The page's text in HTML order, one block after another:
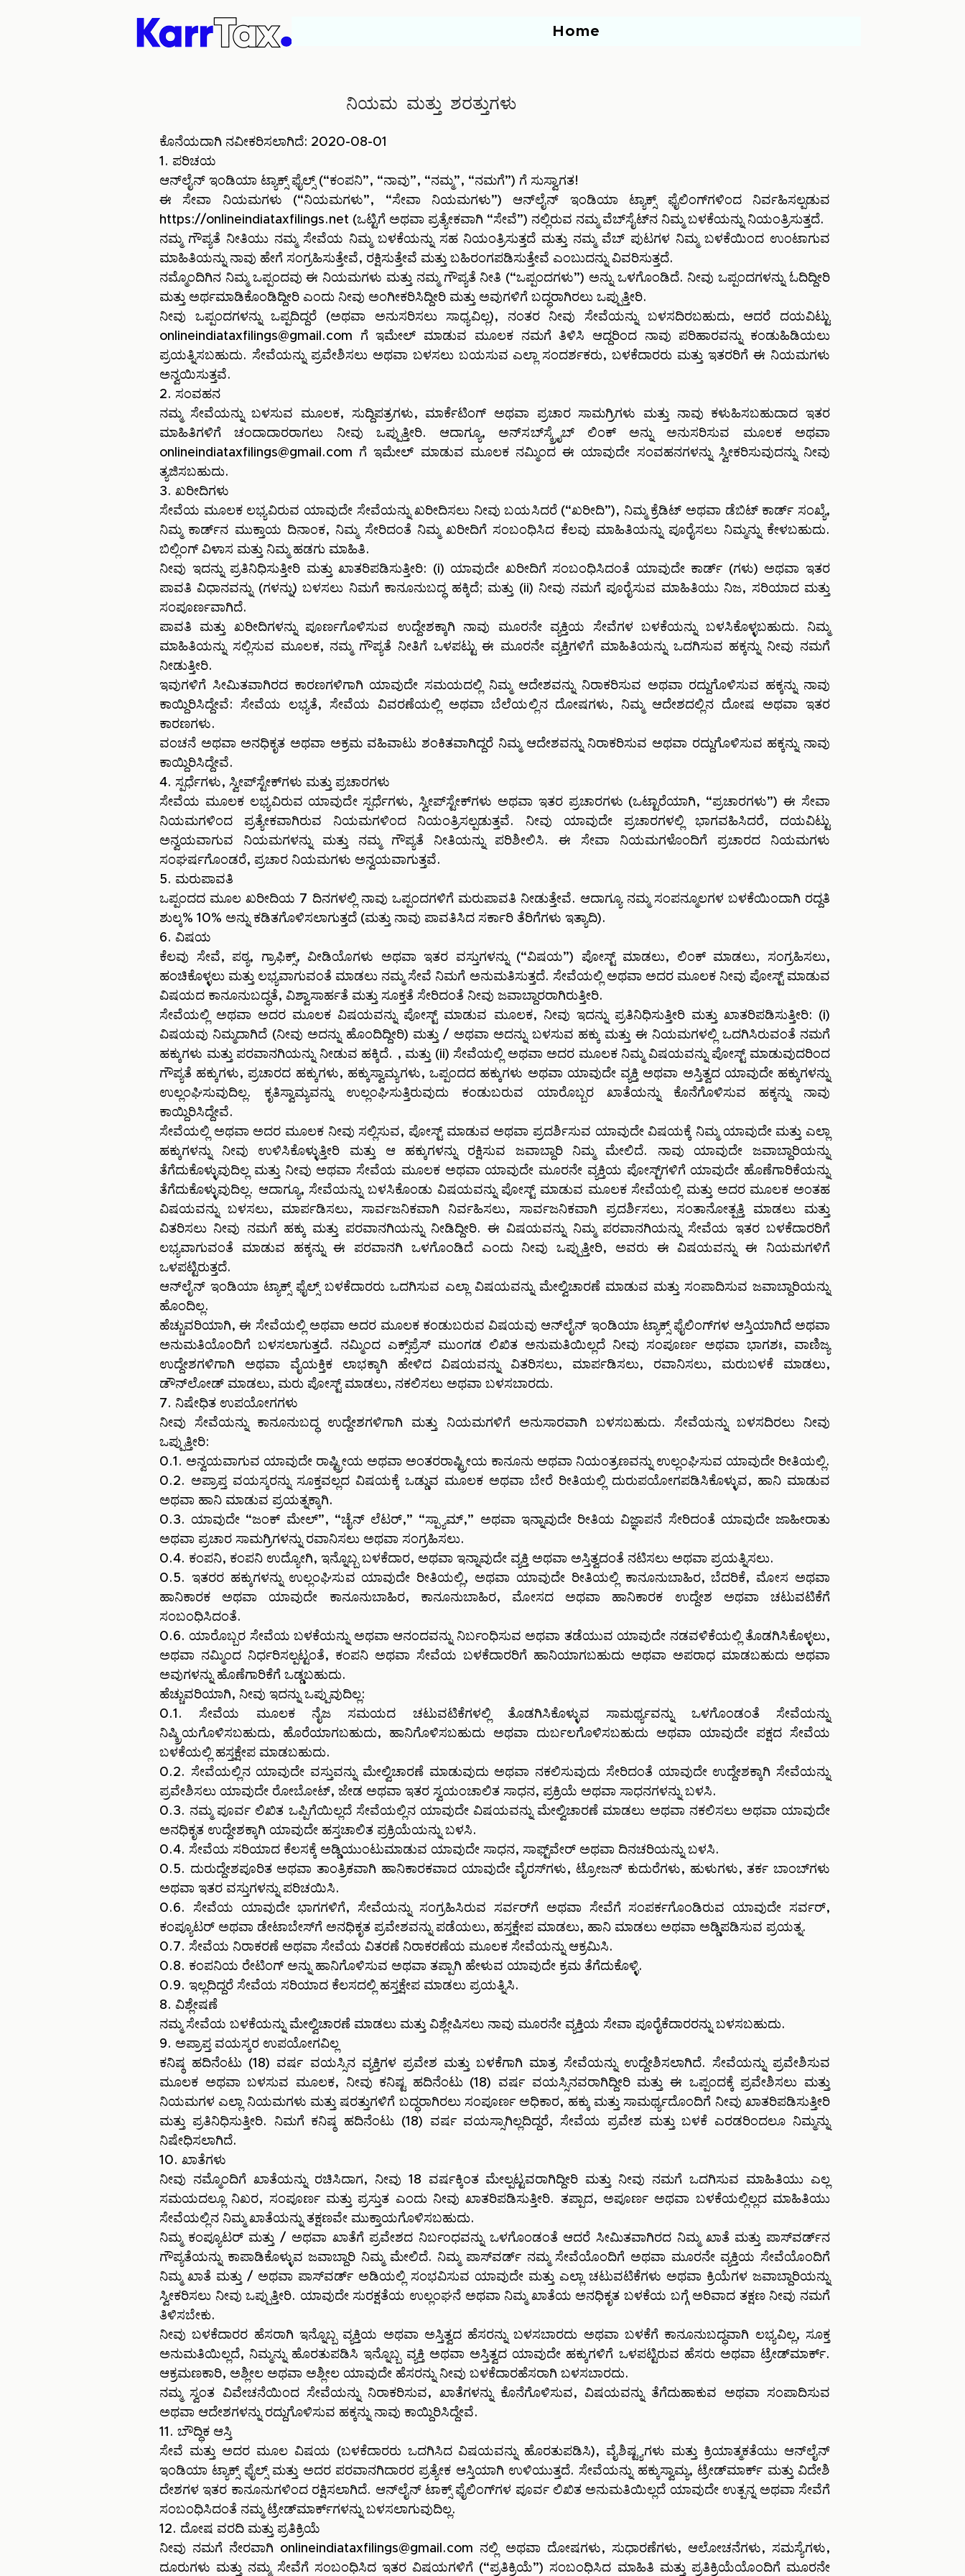
Home
ನಿಯಮ ಮತ್ತು ಶರತ್ತುಗಳು
ಕೊನೆಯದಾಗಿ ನವೀಕರಿಸಲಾಗಿದೆ: 2020-08-01
1. ಪರಿಚಯ
ಆನ್‌ಲೈನ್ ಇಂಡಿಯಾ ಟ್ಯಾಕ್ಸ್ ಫೈಲ್ಸ್ (“ಕಂಪನಿ”, “ನಾವು”, “ನಮ್ಮ”, “ನಮಗೆ”) ಗೆ ಸುಸ್ವಾಗತ!
ಈ ಸೇವಾ ನಿಯಮಗಳು (“ನಿಯಮಗಳು”, “ಸೇವಾ ನಿಯಮಗಳು”) ಆನ್‌ಲೈನ್ ಇಂಡಿಯಾ ಟ್ಯಾಕ್ಸ್ ಫೈಲಿಂಗ್‌ಗಳಿಂದ ನಿರ್ವಹಿಸಲ್ಪಡುವ
https://onlineindiataxfilings.net (ಒಟ್ಟಿಗೆ ಅಥವಾ ಪ್ರತ್ಯೇಕವಾಗಿ “ಸೇವೆ”) ನಲ್ಲಿರುವ ನಮ್ಮ ವೆಬ್‌ಸೈಟ್‌ನ ನಿಮ್ಮ ಬಳಕೆಯನ್ನು ನಿಯಂತ್ರಿಸುತ್ತದೆ.
ನಮ್ಮ ಗೌಪ್ಯತೆ ನೀತಿಯು ನಮ್ಮ ಸೇವೆಯ ನಿಮ್ಮ ಬಳಕೆಯನ್ನು ಸಹ ನಿಯಂತ್ರಿಸುತ್ತದೆ ಮತ್ತು ನಮ್ಮ ವೆಬ್ ಪುಟಗಳ ನಿಮ್ಮ ಬಳಕೆಯಿಂದ ಉಂಟಾಗುವ
ಮಾಹಿತಿಯನ್ನು ನಾವು ಹೇಗೆ ಸಂಗ್ರಹಿಸುತ್ತೇವೆ, ರಕ್ಷಿಸುತ್ತೇವೆ ಮತ್ತು ಬಹಿರಂಗಪಡಿಸುತ್ತೇವೆ ಎಂಬುದನ್ನು ವಿವರಿಸುತ್ತದೆ.
ನಮ್ಮೊಂದಿಗಿನ ನಿಮ್ಮ ಒಪ್ಪಂದವು ಈ ನಿಯಮಗಳು ಮತ್ತು ನಮ್ಮ ಗೌಪ್ಯತೆ ನೀತಿ (“ಒಪ್ಪಂದಗಳು”) ಅನ್ನು ಒಳಗೊಂಡಿದೆ. ನೀವು ಒಪ್ಪಂದಗಳನ್ನು ಓದಿದ್ದೀರಿ
ಮತ್ತು ಅರ್ಥಮಾಡಿಕೊಂಡಿದ್ದೀರಿ ಎಂದು ನೀವು ಅಂಗೀಕರಿಸಿದ್ದೀರಿ ಮತ್ತು ಅವುಗಳಿಗೆ ಬದ್ಧರಾಗಿರಲು ಒಪ್ಪುತ್ತೀರಿ.
ನೀವು ಒಪ್ಪಂದಗಳನ್ನು ಒಪ್ಪದಿದ್ದರೆ (ಅಥವಾ ಅನುಸರಿಸಲು ಸಾಧ್ಯವಿಲ್ಲ), ನಂತರ ನೀವು ಸೇವೆಯನ್ನು ಬಳಸದಿರಬಹುದು, ಆದರೆ ದಯವಿಟ್ಟು
onlineindiataxfilings@gmail.com ಗೆ ಇಮೇಲ್ ಮಾಡುವ ಮೂಲಕ ನಮಗೆ ತಿಳಿಸಿ ಆದ್ದರಿಂದ ನಾವು ಪರಿಹಾರವನ್ನು ಕಂಡುಹಿಡಿಯಲು
ಪ್ರಯತ್ನಿಸಬಹುದು. ಸೇವೆಯನ್ನು ಪ್ರವೇಶಿಸಲು ಅಥವಾ ಬಳಸಲು ಬಯಸುವ ಎಲ್ಲಾ ಸಂದರ್ಶಕರು, ಬಳಕೆದಾರರು ಮತ್ತು ಇತರರಿಗೆ ಈ ನಿಯಮಗಳು
ಅನ್ವಯಿಸುತ್ತವೆ.
2. ಸಂವಹನ
ನಮ್ಮ ಸೇವೆಯನ್ನು ಬಳಸುವ ಮೂಲಕ, ಸುದ್ದಿಪತ್ರಗಳು, ಮಾರ್ಕೆಟಿಂಗ್ ಅಥವಾ ಪ್ರಚಾರ ಸಾಮಗ್ರಿಗಳು ಮತ್ತು ನಾವು ಕಳುಹಿಸಬಹುದಾದ ಇತರ
ಮಾಹಿತಿಗಳಿಗೆ ಚಂದಾದಾರರಾಗಲು ನೀವು ಒಪ್ಪುತ್ತೀರಿ. ಆದಾಗ್ಯೂ, ಅನ್‌ಸಬ್‌ಸ್ಕ್ರೈಬ್ ಲಿಂಕ್ ಅನ್ನು ಅನುಸರಿಸುವ ಮೂಲಕ ಅಥವಾ
onlineindiataxfilings@gmail.com ಗೆ ಇಮೇಲ್ ಮಾಡುವ ಮೂಲಕ ನಮ್ಮಿಂದ ಈ ಯಾವುದೇ ಸಂವಹನಗಳನ್ನು ಸ್ವೀಕರಿಸುವುದನ್ನು ನೀವು
ತ್ಯಜಿಸಬಹುದು.
3. ಖರೀದಿಗಳು
ಸೇವೆಯ ಮೂಲಕ ಲಭ್ಯವಿರುವ ಯಾವುದೇ ಸೇವೆಯನ್ನು ಖರೀದಿಸಲು ನೀವು ಬಯಸಿದರೆ (“ಖರೀದಿ”), ನಿಮ್ಮ ಕ್ರೆಡಿಟ್ ಅಥವಾ ಡೆಬಿಟ್ ಕಾರ್ಡ್ ಸಂಖ್ಯೆ,
ನಿಮ್ಮ ಕಾರ್ಡ್‌ನ ಮುಕ್ತಾಯ ದಿನಾಂಕ, ನಿಮ್ಮ ಸೇರಿದಂತೆ ನಿಮ್ಮ ಖರೀದಿಗೆ ಸಂಬಂಧಿಸಿದ ಕೆಲವು ಮಾಹಿತಿಯನ್ನು ಪೂರೈಸಲು ನಿಮ್ಮನ್ನು ಕೇಳಬಹುದು.
ಬಿಲ್ಲಿಂಗ್ ವಿಳಾಸ ಮತ್ತು ನಿಮ್ಮ ಹಡಗು ಮಾಹಿತಿ.
ನೀವು ಇದನ್ನು ಪ್ರತಿನಿಧಿಸುತ್ತೀರಿ ಮತ್ತು ಖಾತರಿಪಡಿಸುತ್ತೀರಿ: (i) ಯಾವುದೇ ಖರೀದಿಗೆ ಸಂಬಂಧಿಸಿದಂತೆ ಯಾವುದೇ ಕಾರ್ಡ್ (ಗಳು) ಅಥವಾ ಇತರ
ಪಾವತಿ ವಿಧಾನವನ್ನು (ಗಳನ್ನು) ಬಳಸಲು ನಿಮಗೆ ಕಾನೂನುಬದ್ಧ ಹಕ್ಕಿದೆ; ಮತ್ತು (ii) ನೀವು ನಮಗೆ ಪೂರೈಸುವ ಮಾಹಿತಿಯು ನಿಜ, ಸರಿಯಾದ ಮತ್ತು
ಸಂಪೂರ್ಣವಾಗಿದೆ.
ಪಾವತಿ ಮತ್ತು ಖರೀದಿಗಳನ್ನು ಪೂರ್ಣಗೊಳಿಸುವ ಉದ್ದೇಶಕ್ಕಾಗಿ ನಾವು ಮೂರನೇ ವ್ಯಕ್ತಿಯ ಸೇವೆಗಳ ಬಳಕೆಯನ್ನು ಬಳಸಿಕೊಳ್ಳಬಹುದು. ನಿಮ್ಮ
ಮಾಹಿತಿಯನ್ನು ಸಲ್ಲಿಸುವ ಮೂಲಕ, ನಮ್ಮ ಗೌಪ್ಯತೆ ನೀತಿಗೆ ಒಳಪಟ್ಟು ಈ ಮೂರನೇ ವ್ಯಕ್ತಿಗಳಿಗೆ ಮಾಹಿತಿಯನ್ನು ಒದಗಿಸುವ ಹಕ್ಕನ್ನು ನೀವು ನಮಗೆ
ನೀಡುತ್ತೀರಿ.
ಇವುಗಳಿಗೆ ಸೀಮಿತವಾಗಿರದ ಕಾರಣಗಳಿಗಾಗಿ ಯಾವುದೇ ಸಮಯದಲ್ಲಿ ನಿಮ್ಮ ಆದೇಶವನ್ನು ನಿರಾಕರಿಸುವ ಅಥವಾ ರದ್ದುಗೊಳಿಸುವ ಹಕ್ಕನ್ನು ನಾವು
ಕಾಯ್ದಿರಿಸಿದ್ದೇವೆ: ಸೇವೆಯ ಲಭ್ಯತೆ, ಸೇವೆಯ ವಿವರಣೆಯಲ್ಲಿ ಅಥವಾ ಬೆಲೆಯಲ್ಲಿನ ದೋಷಗಳು, ನಿಮ್ಮ ಆದೇಶದಲ್ಲಿನ ದೋಷ ಅಥವಾ ಇತರ
ಕಾರಣಗಳು.
ವಂಚನೆ ಅಥವಾ ಅನಧಿಕೃತ ಅಥವಾ ಅಕ್ರಮ ವಹಿವಾಟು ಶಂಕಿತವಾಗಿದ್ದರೆ ನಿಮ್ಮ ಆದೇಶವನ್ನು ನಿರಾಕರಿಸುವ ಅಥವಾ ರದ್ದುಗೊಳಿಸುವ ಹಕ್ಕನ್ನು ನಾವು
ಕಾಯ್ದಿರಿಸಿದ್ದೇವೆ.
4. ಸ್ಪರ್ಧೆಗಳು, ಸ್ವೀಪ್‌ಸ್ಟೇಕ್‌ಗಳು ಮತ್ತು ಪ್ರಚಾರಗಳು
ಸೇವೆಯ ಮೂಲಕ ಲಭ್ಯವಿರುವ ಯಾವುದೇ ಸ್ಪರ್ಧೆಗಳು, ಸ್ವೀಪ್‌ಸ್ಟೇಕ್‌ಗಳು ಅಥವಾ ಇತರ ಪ್ರಚಾರಗಳು (ಒಟ್ಟಾರೆಯಾಗಿ, “ಪ್ರಚಾರಗಳು”) ಈ ಸೇವಾ
ನಿಯಮಗಳಿಂದ ಪ್ರತ್ಯೇಕವಾಗಿರುವ ನಿಯಮಗಳಿಂದ ನಿಯಂತ್ರಿಸಲ್ಪಡುತ್ತವೆ. ನೀವು ಯಾವುದೇ ಪ್ರಚಾರಗಳಲ್ಲಿ ಭಾಗವಹಿಸಿದರೆ, ದಯವಿಟ್ಟು
ಅನ್ವಯವಾಗುವ ನಿಯಮಗಳನ್ನು ಮತ್ತು ನಮ್ಮ ಗೌಪ್ಯತೆ ನೀತಿಯನ್ನು ಪರಿಶೀಲಿಸಿ. ಈ ಸೇವಾ ನಿಯಮಗಳೊಂದಿಗೆ ಪ್ರಚಾರದ ನಿಯಮಗಳು
ಸಂಘರ್ಷಗೊಂಡರೆ, ಪ್ರಚಾರ ನಿಯಮಗಳು ಅನ್ವಯವಾಗುತ್ತವೆ.
5. ಮರುಪಾವತಿ
ಒಪ್ಪಂದದ ಮೂಲ ಖರೀದಿಯ 7 ದಿನಗಳಲ್ಲಿ ನಾವು ಒಪ್ಪಂದಗಳಿಗೆ ಮರುಪಾವತಿ ನೀಡುತ್ತೇವೆ. ಆದಾಗ್ಯೂ ನಮ್ಮ ಸಂಪನ್ಮೂಲಗಳ ಬಳಕೆಯಿಂದಾಗಿ ರದ್ದತಿ
ಶುಲ್ಕ% 10% ಅನ್ನು ಕಡಿತಗೊಳಿಸಲಾಗುತ್ತದೆ (ಮತ್ತು ನಾವು ಪಾವತಿಸಿದ ಸರ್ಕಾರಿ ತೆರಿಗೆಗಳು ಇತ್ಯಾದಿ).
6. ವಿಷಯ
ಕೆಲವು ಸೇವೆ, ಪಠ್ಯ, ಗ್ರಾಫಿಕ್ಸ್, ವೀಡಿಯೊಗಳು ಅಥವಾ ಇತರ ವಸ್ತುಗಳನ್ನು (“ವಿಷಯ”) ಪೋಸ್ಟ್ ಮಾಡಲು, ಲಿಂಕ್ ಮಾಡಲು, ಸಂಗ್ರಹಿಸಲು,
ಹಂಚಿಕೊಳ್ಳಲು ಮತ್ತು ಲಭ್ಯವಾಗುವಂತೆ ಮಾಡಲು ನಮ್ಮ ಸೇವೆ ನಿಮಗೆ ಅನುಮತಿಸುತ್ತದೆ. ಸೇವೆಯಲ್ಲಿ ಅಥವಾ ಅದರ ಮೂಲಕ ನೀವು ಪೋಸ್ಟ್ ಮಾಡುವ
ವಿಷಯದ ಕಾನೂನುಬದ್ಧತೆ, ವಿಶ್ವಾಸಾರ್ಹತೆ ಮತ್ತು ಸೂಕ್ತತೆ ಸೇರಿದಂತೆ ನೀವು ಜವಾಬ್ದಾರರಾಗಿರುತ್ತೀರಿ.
ಸೇವೆಯಲ್ಲಿ ಅಥವಾ ಅದರ ಮೂಲಕ ವಿಷಯವನ್ನು ಪೋಸ್ಟ್ ಮಾಡುವ ಮೂಲಕ, ನೀವು ಇದನ್ನು ಪ್ರತಿನಿಧಿಸುತ್ತೀರಿ ಮತ್ತು ಖಾತರಿಪಡಿಸುತ್ತೀರಿ: (i)
ವಿಷಯವು ನಿಮ್ಮದಾಗಿದೆ (ನೀವು ಅದನ್ನು ಹೊಂದಿದ್ದೀರಿ) ಮತ್ತು / ಅಥವಾ ಅದನ್ನು ಬಳಸುವ ಹಕ್ಕು ಮತ್ತು ಈ ನಿಯಮಗಳಲ್ಲಿ ಒದಗಿಸಿರುವಂತೆ ನಮಗೆ
ಹಕ್ಕುಗಳು ಮತ್ತು ಪರವಾನಗಿಯನ್ನು ನೀಡುವ ಹಕ್ಕಿದೆ. , ಮತ್ತು (ii) ಸೇವೆಯಲ್ಲಿ ಅಥವಾ ಅದರ ಮೂಲಕ ನಿಮ್ಮ ವಿಷಯವನ್ನು ಪೋಸ್ಟ್ ಮಾಡುವುದರಿಂದ
ಗೌಪ್ಯತೆ ಹಕ್ಕುಗಳು, ಪ್ರಚಾರದ ಹಕ್ಕುಗಳು, ಹಕ್ಕುಸ್ವಾಮ್ಯಗಳು, ಒಪ್ಪಂದದ ಹಕ್ಕುಗಳು ಅಥವಾ ಯಾವುದೇ ವ್ಯಕ್ತಿ ಅಥವಾ ಅಸ್ತಿತ್ವದ ಯಾವುದೇ ಹಕ್ಕುಗಳನ್ನು
ಉಲ್ಲಂಘಿಸುವುದಿಲ್ಲ. ಕೃತಿಸ್ವಾಮ್ಯವನ್ನು ಉಲ್ಲಂಘಿಸುತ್ತಿರುವುದು ಕಂಡುಬರುವ ಯಾರೊಬ್ಬರ ಖಾತೆಯನ್ನು ಕೊನೆಗೊಳಿಸುವ ಹಕ್ಕನ್ನು ನಾವು
ಕಾಯ್ದಿರಿಸಿದ್ದೇವೆ.
ಸೇವೆಯಲ್ಲಿ ಅಥವಾ ಅದರ ಮೂಲಕ ನೀವು ಸಲ್ಲಿಸುವ, ಪೋಸ್ಟ್ ಮಾಡುವ ಅಥವಾ ಪ್ರದರ್ಶಿಸುವ ಯಾವುದೇ ವಿಷಯಕ್ಕೆ ನಿಮ್ಮ ಯಾವುದೇ ಮತ್ತು ಎಲ್ಲಾ
ಹಕ್ಕುಗಳನ್ನು ನೀವು ಉಳಿಸಿಕೊಳ್ಳುತ್ತೀರಿ ಮತ್ತು ಆ ಹಕ್ಕುಗಳನ್ನು ರಕ್ಷಿಸುವ ಜವಾಬ್ದಾರಿ ನಿಮ್ಮ ಮೇಲಿದೆ. ನಾವು ಯಾವುದೇ ಜವಾಬ್ದಾರಿಯನ್ನು
ತೆಗೆದುಕೊಳ್ಳುವುದಿಲ್ಲ ಮತ್ತು ನೀವು ಅಥವಾ ಸೇವೆಯ ಮೂಲಕ ಅಥವಾ ಯಾವುದೇ ಮೂರನೇ ವ್ಯಕ್ತಿಯ ಪೋಸ್ಟ್‌ಗಳಿಗೆ ಯಾವುದೇ ಹೊಣೆಗಾರಿಕೆಯನ್ನು
ತೆಗೆದುಕೊಳ್ಳುವುದಿಲ್ಲ. ಆದಾಗ್ಯೂ, ಸೇವೆಯನ್ನು ಬಳಸಿಕೊಂಡು ವಿಷಯವನ್ನು ಪೋಸ್ಟ್ ಮಾಡುವ ಮೂಲಕ ಸೇವೆಯಲ್ಲಿ ಮತ್ತು ಅದರ ಮೂಲಕ ಅಂತಹ
ವಿಷಯವನ್ನು ಬಳಸಲು, ಮಾರ್ಪಡಿಸಲು, ಸಾರ್ವಜನಿಕವಾಗಿ ನಿರ್ವಹಿಸಲು, ಸಾರ್ವಜನಿಕವಾಗಿ ಪ್ರದರ್ಶಿಸಲು, ಸಂತಾನೋತ್ಪತ್ತಿ ಮಾಡಲು ಮತ್ತು
ವಿತರಿಸಲು ನೀವು ನಮಗೆ ಹಕ್ಕು ಮತ್ತು ಪರವಾನಗಿಯನ್ನು ನೀಡಿದ್ದೀರಿ. ಈ ವಿಷಯವನ್ನು ನಿಮ್ಮ ಪರವಾನಗಿಯನ್ನು ಸೇವೆಯ ಇತರ ಬಳಕೆದಾರರಿಗೆ
ಲಭ್ಯವಾಗುವಂತೆ ಮಾಡುವ ಹಕ್ಕನ್ನು ಈ ಪರವಾನಗಿ ಒಳಗೊಂಡಿದೆ ಎಂದು ನೀವು ಒಪ್ಪುತ್ತೀರಿ, ಅವರು ಈ ವಿಷಯವನ್ನು ಈ ನಿಯಮಗಳಿಗೆ
ಒಳಪಟ್ಟಿರುತ್ತದೆ.
ಆನ್‌ಲೈನ್ ಇಂಡಿಯಾ ಟ್ಯಾಕ್ಸ್ ಫೈಲ್ಸ್ ಬಳಕೆದಾರರು ಒದಗಿಸುವ ಎಲ್ಲಾ ವಿಷಯವನ್ನು ಮೇಲ್ವಿಚಾರಣೆ ಮಾಡುವ ಮತ್ತು ಸಂಪಾದಿಸುವ ಜವಾಬ್ದಾರಿಯನ್ನು
ಹೊಂದಿಲ್ಲ.
ಹೆಚ್ಚುವರಿಯಾಗಿ, ಈ ಸೇವೆಯಲ್ಲಿ ಅಥವಾ ಅದರ ಮೂಲಕ ಕಂಡುಬರುವ ವಿಷಯವು ಆನ್‌ಲೈನ್ ಇಂಡಿಯಾ ಟ್ಯಾಕ್ಸ್ ಫೈಲಿಂಗ್‌ಗಳ ಆಸ್ತಿಯಾಗಿದೆ ಅಥವಾ
ಅನುಮತಿಯೊಂದಿಗೆ ಬಳಸಲಾಗುತ್ತದೆ. ನಮ್ಮಿಂದ ಎಕ್ಸ್‌ಪ್ರೆಸ್ ಮುಂಗಡ ಲಿಖಿತ ಅನುಮತಿಯಿಲ್ಲದೆ ನೀವು ಸಂಪೂರ್ಣ ಅಥವಾ ಭಾಗಶಃ, ವಾಣಿಜ್ಯ
ಉದ್ದೇಶಗಳಿಗಾಗಿ ಅಥವಾ ವೈಯಕ್ತಿಕ ಲಾಭಕ್ಕಾಗಿ ಹೇಳಿದ ವಿಷಯವನ್ನು ವಿತರಿಸಲು, ಮಾರ್ಪಡಿಸಲು, ರವಾನಿಸಲು, ಮರುಬಳಕೆ ಮಾಡಲು,
ಡೌನ್‌ಲೋಡ್ ಮಾಡಲು, ಮರು ಪೋಸ್ಟ್ ಮಾಡಲು, ನಕಲಿಸಲು ಅಥವಾ ಬಳಸಬಾರದು.
7. ನಿಷೇಧಿತ ಉಪಯೋಗಗಳು
ನೀವು ಸೇವೆಯನ್ನು ಕಾನೂನುಬದ್ಧ ಉದ್ದೇಶಗಳಿಗಾಗಿ ಮತ್ತು ನಿಯಮಗಳಿಗೆ ಅನುಸಾರವಾಗಿ ಬಳಸಬಹುದು. ಸೇವೆಯನ್ನು ಬಳಸದಿರಲು ನೀವು
ಒಪ್ಪುತ್ತೀರಿ:
0.1. ಅನ್ವಯವಾಗುವ ಯಾವುದೇ ರಾಷ್ಟ್ರೀಯ ಅಥವಾ ಅಂತರರಾಷ್ಟ್ರೀಯ ಕಾನೂನು ಅಥವಾ ನಿಯಂತ್ರಣವನ್ನು ಉಲ್ಲಂಘಿಸುವ ಯಾವುದೇ ರೀತಿಯಲ್ಲಿ.
0.2. ಅಪ್ರಾಪ್ತ ವಯಸ್ಕರನ್ನು ಸೂಕ್ತವಲ್ಲದ ವಿಷಯಕ್ಕೆ ಒಡ್ಡುವ ಮೂಲಕ ಅಥವಾ ಬೇರೆ ರೀತಿಯಲ್ಲಿ ದುರುಪಯೋಗಪಡಿಸಿಕೊಳ್ಳುವ, ಹಾನಿ ಮಾಡುವ
ಅಥವಾ ಹಾನಿ ಮಾಡುವ ಪ್ರಯತ್ನಕ್ಕಾಗಿ.
0.3. ಯಾವುದೇ “ಜಂಕ್ ಮೇಲ್”, “ಚೈನ್ ಲೆಟರ್,” “ಸ್ಪ್ಯಾಮ್,” ಅಥವಾ ಇನ್ನಾವುದೇ ರೀತಿಯ ವಿಜ್ಞಾಪನೆ ಸೇರಿದಂತೆ ಯಾವುದೇ ಜಾಹೀರಾತು
ಅಥವಾ ಪ್ರಚಾರ ಸಾಮಗ್ರಿಗಳನ್ನು ರವಾನಿಸಲು ಅಥವಾ ಸಂಗ್ರಹಿಸಲು.
0.4. ಕಂಪನಿ, ಕಂಪನಿ ಉದ್ಯೋಗಿ, ಇನ್ನೊಬ್ಬ ಬಳಕೆದಾರ, ಅಥವಾ ಇನ್ನಾವುದೇ ವ್ಯಕ್ತಿ ಅಥವಾ ಅಸ್ತಿತ್ವದಂತೆ ನಟಿಸಲು ಅಥವಾ ಪ್ರಯತ್ನಿಸಲು.
0.5. ಇತರರ ಹಕ್ಕುಗಳನ್ನು ಉಲ್ಲಂಘಿಸುವ ಯಾವುದೇ ರೀತಿಯಲ್ಲಿ, ಅಥವಾ ಯಾವುದೇ ರೀತಿಯಲ್ಲಿ ಕಾನೂನುಬಾಹಿರ, ಬೆದರಿಕೆ, ಮೋಸ ಅಥವಾ
ಹಾನಿಕಾರಕ ಅಥವಾ ಯಾವುದೇ ಕಾನೂನುಬಾಹಿರ, ಕಾನೂನುಬಾಹಿರ, ಮೋಸದ ಅಥವಾ ಹಾನಿಕಾರಕ ಉದ್ದೇಶ ಅಥವಾ ಚಟುವಟಿಕೆಗೆ
ಸಂಬಂಧಿಸಿದಂತೆ.
0.6. ಯಾರೊಬ್ಬರ ಸೇವೆಯ ಬಳಕೆಯನ್ನು ಅಥವಾ ಆನಂದವನ್ನು ನಿರ್ಬಂಧಿಸುವ ಅಥವಾ ತಡೆಯುವ ಯಾವುದೇ ನಡವಳಿಕೆಯಲ್ಲಿ ತೊಡಗಿಸಿಕೊಳ್ಳಲು,
ಅಥವಾ ನಮ್ಮಿಂದ ನಿರ್ಧರಿಸಲ್ಪಟ್ಟಂತೆ, ಕಂಪನಿ ಅಥವಾ ಸೇವೆಯ ಬಳಕೆದಾರರಿಗೆ ಹಾನಿಯಾಗಬಹುದು ಅಥವಾ ಅಪರಾಧ ಮಾಡಬಹುದು ಅಥವಾ
ಅವುಗಳನ್ನು ಹೊಣೆಗಾರಿಕೆಗೆ ಒಡ್ಡಬಹುದು.
ಹೆಚ್ಚುವರಿಯಾಗಿ, ನೀವು ಇದನ್ನು ಒಪ್ಪುವುದಿಲ್ಲ:
0.1. ಸೇವೆಯ ಮೂಲಕ ನೈಜ ಸಮಯದ ಚಟುವಟಿಕೆಗಳಲ್ಲಿ ತೊಡಗಿಸಿಕೊಳ್ಳುವ ಸಾಮರ್ಥ್ಯವನ್ನು ಒಳಗೊಂಡಂತೆ ಸೇವೆಯನ್ನು
ನಿಷ್ಕ್ರಿಯಗೊಳಿಸಬಹುದು, ಹೊರೆಯಾಗಬಹುದು, ಹಾನಿಗೊಳಿಸಬಹುದು ಅಥವಾ ದುರ್ಬಲಗೊಳಿಸಬಹುದು ಅಥವಾ ಯಾವುದೇ ಪಕ್ಷದ ಸೇವೆಯ
ಬಳಕೆಯಲ್ಲಿ ಹಸ್ತಕ್ಷೇಪ ಮಾಡಬಹುದು.
0.2. ಸೇವೆಯಲ್ಲಿನ ಯಾವುದೇ ವಸ್ತುವನ್ನು ಮೇಲ್ವಿಚಾರಣೆ ಮಾಡುವುದು ಅಥವಾ ನಕಲಿಸುವುದು ಸೇರಿದಂತೆ ಯಾವುದೇ ಉದ್ದೇಶಕ್ಕಾಗಿ ಸೇವೆಯನ್ನು
ಪ್ರವೇಶಿಸಲು ಯಾವುದೇ ರೋಬೋಟ್, ಜೇಡ ಅಥವಾ ಇತರ ಸ್ವಯಂಚಾಲಿತ ಸಾಧನ, ಪ್ರಕ್ರಿಯೆ ಅಥವಾ ಸಾಧನಗಳನ್ನು ಬಳಸಿ.
0.3. ನಮ್ಮ ಪೂರ್ವ ಲಿಖಿತ ಒಪ್ಪಿಗೆಯಿಲ್ಲದೆ ಸೇವೆಯಲ್ಲಿನ ಯಾವುದೇ ವಿಷಯವನ್ನು ಮೇಲ್ವಿಚಾರಣೆ ಮಾಡಲು ಅಥವಾ ನಕಲಿಸಲು ಅಥವಾ ಯಾವುದೇ
ಅನಧಿಕೃತ ಉದ್ದೇಶಕ್ಕಾಗಿ ಯಾವುದೇ ಹಸ್ತಚಾಲಿತ ಪ್ರಕ್ರಿಯೆಯನ್ನು ಬಳಸಿ.
0.4. ಸೇವೆಯ ಸರಿಯಾದ ಕೆಲಸಕ್ಕೆ ಅಡ್ಡಿಯುಂಟುಮಾಡುವ ಯಾವುದೇ ಸಾಧನ, ಸಾಫ್ಟ್‌ವೇರ್ ಅಥವಾ ದಿನಚರಿಯನ್ನು ಬಳಸಿ.
0.5. ದುರುದ್ದೇಶಪೂರಿತ ಅಥವಾ ತಾಂತ್ರಿಕವಾಗಿ ಹಾನಿಕಾರಕವಾದ ಯಾವುದೇ ವೈರಸ್‌ಗಳು, ಟ್ರೋಜನ್ ಕುದುರೆಗಳು, ಹುಳುಗಳು, ತರ್ಕ ಬಾಂಬ್‌ಗಳು
ಅಥವಾ ಇತರ ವಸ್ತುಗಳನ್ನು ಪರಿಚಯಿಸಿ.
0.6. ಸೇವೆಯ ಯಾವುದೇ ಭಾಗಗಳಿಗೆ, ಸೇವೆಯನ್ನು ಸಂಗ್ರಹಿಸಿರುವ ಸರ್ವರ್‌ಗೆ ಅಥವಾ ಸೇವೆಗೆ ಸಂಪರ್ಕಗೊಂಡಿರುವ ಯಾವುದೇ ಸರ್ವರ್,
ಕಂಪ್ಯೂಟರ್ ಅಥವಾ ಡೇಟಾಬೇಸ್‌ಗೆ ಅನಧಿಕೃತ ಪ್ರವೇಶವನ್ನು ಪಡೆಯಲು, ಹಸ್ತಕ್ಷೇಪ ಮಾಡಲು, ಹಾನಿ ಮಾಡಲು ಅಥವಾ ಅಡ್ಡಿಪಡಿಸುವ ಪ್ರಯತ್ನ.
0.7. ಸೇವೆಯ ನಿರಾಕರಣೆ ಅಥವಾ ಸೇವೆಯ ವಿತರಣೆ ನಿರಾಕರಣೆಯ ಮೂಲಕ ಸೇವೆಯನ್ನು ಆಕ್ರಮಿಸಿ.
0.8. ಕಂಪನಿಯ ರೇಟಿಂಗ್ ಅನ್ನು ಹಾನಿಗೊಳಿಸುವ ಅಥವಾ ತಪ್ಪಾಗಿ ಹೇಳುವ ಯಾವುದೇ ಕ್ರಮ ತೆಗೆದುಕೊಳ್ಳಿ.
0.9. ಇಲ್ಲದಿದ್ದರೆ ಸೇವೆಯ ಸರಿಯಾದ ಕೆಲಸದಲ್ಲಿ ಹಸ್ತಕ್ಷೇಪ ಮಾಡಲು ಪ್ರಯತ್ನಿಸಿ.
8. ವಿಶ್ಲೇಷಣೆ
ನಮ್ಮ ಸೇವೆಯ ಬಳಕೆಯನ್ನು ಮೇಲ್ವಿಚಾರಣೆ ಮಾಡಲು ಮತ್ತು ವಿಶ್ಲೇಷಿಸಲು ನಾವು ಮೂರನೇ ವ್ಯಕ್ತಿಯ ಸೇವಾ ಪೂರೈಕೆದಾರರನ್ನು ಬಳಸಬಹುದು.
9. ಅಪ್ರಾಪ್ತ ವಯಸ್ಕರ ಉಪಯೋಗವಿಲ್ಲ
ಕನಿಷ್ಠ ಹದಿನೆಂಟು (18) ವರ್ಷ ವಯಸ್ಸಿನ ವ್ಯಕ್ತಿಗಳ ಪ್ರವೇಶ ಮತ್ತು ಬಳಕೆಗಾಗಿ ಮಾತ್ರ ಸೇವೆಯನ್ನು ಉದ್ದೇಶಿಸಲಾಗಿದೆ. ಸೇವೆಯನ್ನು ಪ್ರವೇಶಿಸುವ
ಮೂಲಕ ಅಥವಾ ಬಳಸುವ ಮೂಲಕ, ನೀವು ಕನಿಷ್ಟ ಹದಿನೆಂಟು (18) ವರ್ಷ ವಯಸ್ಸಿನವರಾಗಿದ್ದೀರಿ ಮತ್ತು ಈ ಒಪ್ಪಂದಕ್ಕೆ ಪ್ರವೇಶಿಸಲು ಮತ್ತು
ನಿಯಮಗಳ ಎಲ್ಲಾ ನಿಯಮಗಳು ಮತ್ತು ಷರತ್ತುಗಳಿಗೆ ಬದ್ಧರಾಗಿರಲು ಸಂಪೂರ್ಣ ಅಧಿಕಾರ, ಹಕ್ಕು ಮತ್ತು ಸಾಮರ್ಥ್ಯದೊಂದಿಗೆ ನೀವು ಖಾತರಿಪಡಿಸುತ್ತೀರಿ
ಮತ್ತು ಪ್ರತಿನಿಧಿಸುತ್ತೀರಿ. ನಿಮಗೆ ಕನಿಷ್ಠ ಹದಿನೆಂಟು (18) ವರ್ಷ ವಯಸ್ಸಾಗಿಲ್ಲದಿದ್ದರೆ, ಸೇವೆಯ ಪ್ರವೇಶ ಮತ್ತು ಬಳಕೆ ಎರಡರಿಂದಲೂ ನಿಮ್ಮನ್ನು
ನಿಷೇಧಿಸಲಾಗಿದೆ.
10. ಖಾತೆಗಳು
ನೀವು ನಮ್ಮೊಂದಿಗೆ ಖಾತೆಯನ್ನು ರಚಿಸಿದಾಗ, ನೀವು 18 ವರ್ಷಕ್ಕಿಂತ ಮೇಲ್ಪಟ್ಟವರಾಗಿದ್ದೀರಿ ಮತ್ತು ನೀವು ನಮಗೆ ಒದಗಿಸುವ ಮಾಹಿತಿಯು ಎಲ್ಲ
ಸಮಯದಲ್ಲೂ ನಿಖರ, ಸಂಪೂರ್ಣ ಮತ್ತು ಪ್ರಸ್ತುತ ಎಂದು ನೀವು ಖಾತರಿಪಡಿಸುತ್ತೀರಿ. ತಪ್ಪಾದ, ಅಪೂರ್ಣ ಅಥವಾ ಬಳಕೆಯಲ್ಲಿಲ್ಲದ ಮಾಹಿತಿಯು
ಸೇವೆಯಲ್ಲಿನ ನಿಮ್ಮ ಖಾತೆಯನ್ನು ತಕ್ಷಣವೇ ಮುಕ್ತಾಯಗೊಳಿಸಬಹುದು.
ನಿಮ್ಮ ಕಂಪ್ಯೂಟರ್ ಮತ್ತು / ಅಥವಾ ಖಾತೆಗೆ ಪ್ರವೇಶದ ನಿರ್ಬಂಧವನ್ನು ಒಳಗೊಂಡಂತೆ ಆದರೆ ಸೀಮಿತವಾಗಿರದ ನಿಮ್ಮ ಖಾತೆ ಮತ್ತು ಪಾಸ್‌ವರ್ಡ್‌ನ
ಗೌಪ್ಯತೆಯನ್ನು ಕಾಪಾಡಿಕೊಳ್ಳುವ ಜವಾಬ್ದಾರಿ ನಿಮ್ಮ ಮೇಲಿದೆ. ನಿಮ್ಮ ಪಾಸ್‌ವರ್ಡ್ ನಮ್ಮ ಸೇವೆಯೊಂದಿಗೆ ಅಥವಾ ಮೂರನೇ ವ್ಯಕ್ತಿಯ ಸೇವೆಯೊಂದಿಗೆ
ನಿಮ್ಮ ಖಾತೆ ಮತ್ತು / ಅಥವಾ ಪಾಸ್‌ವರ್ಡ್ ಅಡಿಯಲ್ಲಿ ಸಂಭವಿಸುವ ಯಾವುದೇ ಮತ್ತು ಎಲ್ಲಾ ಚಟುವಟಿಕೆಗಳು ಅಥವಾ ಕ್ರಿಯೆಗಳ ಜವಾಬ್ದಾರಿಯನ್ನು
ಸ್ವೀಕರಿಸಲು ನೀವು ಒಪ್ಪುತ್ತೀರಿ. ಯಾವುದೇ ಸುರಕ್ಷತೆಯ ಉಲ್ಲಂಘನೆ ಅಥವಾ ನಿಮ್ಮ ಖಾತೆಯ ಅನಧಿಕೃತ ಬಳಕೆಯ ಬಗ್ಗೆ ಅರಿವಾದ ತಕ್ಷಣ ನೀವು ನಮಗೆ
ತಿಳಿಸಬೇಕು.
ನೀವು ಬಳಕೆದಾರರ ಹೆಸರಾಗಿ ಇನ್ನೊಬ್ಬ ವ್ಯಕ್ತಿಯ ಅಥವಾ ಅಸ್ತಿತ್ವದ ಹೆಸರನ್ನು ಬಳಸಬಾರದು ಅಥವಾ ಬಳಕೆಗೆ ಕಾನೂನುಬದ್ಧವಾಗಿ ಲಭ್ಯವಿಲ್ಲ, ಸೂಕ್ತ
ಅನುಮತಿಯಿಲ್ಲದೆ, ನಿಮ್ಮನ್ನು ಹೊರತುಪಡಿಸಿ ಇನ್ನೊಬ್ಬ ವ್ಯಕ್ತಿ ಅಥವಾ ಅಸ್ತಿತ್ವದ ಯಾವುದೇ ಹಕ್ಕುಗಳಿಗೆ ಒಳಪಟ್ಟಿರುವ ಹೆಸರು ಅಥವಾ ಟ್ರೇಡ್‌ಮಾರ್ಕ್.
ಆಕ್ರಮಣಕಾರಿ, ಅಶ್ಲೀಲ ಅಥವಾ ಅಶ್ಲೀಲ ಯಾವುದೇ ಹೆಸರನ್ನು ನೀವು ಬಳಕೆದಾರಹೆಸರಾಗಿ ಬಳಸಬಾರದು.
ನಮ್ಮ ಸ್ವಂತ ವಿವೇಚನೆಯಿಂದ ಸೇವೆಯನ್ನು ನಿರಾಕರಿಸುವ, ಖಾತೆಗಳನ್ನು ಕೊನೆಗೊಳಿಸುವ, ವಿಷಯವನ್ನು ತೆಗೆದುಹಾಕುವ ಅಥವಾ ಸಂಪಾದಿಸುವ
ಅಥವಾ ಆದೇಶಗಳನ್ನು ರದ್ದುಗೊಳಿಸುವ ಹಕ್ಕನ್ನು ನಾವು ಕಾಯ್ದಿರಿಸಿದ್ದೇವೆ.
11. ಬೌದ್ಧಿಕ ಆಸ್ತಿ
ಸೇವೆ ಮತ್ತು ಅದರ ಮೂಲ ವಿಷಯ (ಬಳಕೆದಾರರು ಒದಗಿಸಿದ ವಿಷಯವನ್ನು ಹೊರತುಪಡಿಸಿ), ವೈಶಿಷ್ಟ್ಯಗಳು ಮತ್ತು ಕ್ರಿಯಾತ್ಮಕತೆಯು ಆನ್‌ಲೈನ್
ಇಂಡಿಯಾ ಟ್ಯಾಕ್ಸ್ ಫೈಲ್ಸ್ ಮತ್ತು ಅದರ ಪರವಾನಗಿದಾರರ ಪ್ರತ್ಯೇಕ ಆಸ್ತಿಯಾಗಿ ಉಳಿಯುತ್ತದೆ. ಸೇವೆಯನ್ನು ಹಕ್ಕುಸ್ವಾಮ್ಯ, ಟ್ರೇಡ್‌ಮಾರ್ಕ್ ಮತ್ತು ವಿದೇಶಿ
ದೇಶಗಳ ಇತರ ಕಾನೂನುಗಳಿಂದ ರಕ್ಷಿಸಲಾಗಿದೆ. ಆನ್‌ಲೈನ್ ಟಾಕ್ಸ್ ಫೈಲಿಂಗ್‌ಗಳ ಪೂರ್ವ ಲಿಖಿತ ಅನುಮತಿಯಿಲ್ಲದೆ ಯಾವುದೇ ಉತ್ಪನ್ನ ಅಥವಾ ಸೇವೆಗೆ
ಸಂಬಂಧಿಸಿದಂತೆ ನಮ್ಮ ಟ್ರೇಡ್‌ಮಾರ್ಕ್‌ಗಳನ್ನು ಬಳಸಲಾಗುವುದಿಲ್ಲ.
12. ದೋಷ ವರದಿ ಮತ್ತು ಪ್ರತಿಕ್ರಿಯೆ
ನೀವು ನಮಗೆ ನೇರವಾಗಿ onlineindiataxfilings@gmail.com ನಲ್ಲಿ ಅಥವಾ ದೋಷಗಳು, ಸುಧಾರಣೆಗಳು, ಆಲೋಚನೆಗಳು, ಸಮಸ್ಯೆಗಳು,
ದೂರುಗಳು ಮತ್ತು ನಮ್ಮ ಸೇವೆಗೆ ಸಂಬಂಧಿಸಿದ ಇತರ ವಿಷಯಗಳಿಗೆ (“ಪ್ರತಿಕ್ರಿಯೆ”) ಸಂಬಂಧಿಸಿದ ಮಾಹಿತಿ ಮತ್ತು ಪ್ರತಿಕ್ರಿಯೆಯೊಂದಿಗೆ ಮೂರನೇ